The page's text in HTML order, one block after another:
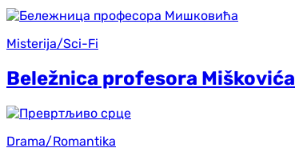
Misterija/Sci-Fi
Beležnica profesora Miškovića
Drama/Romantika